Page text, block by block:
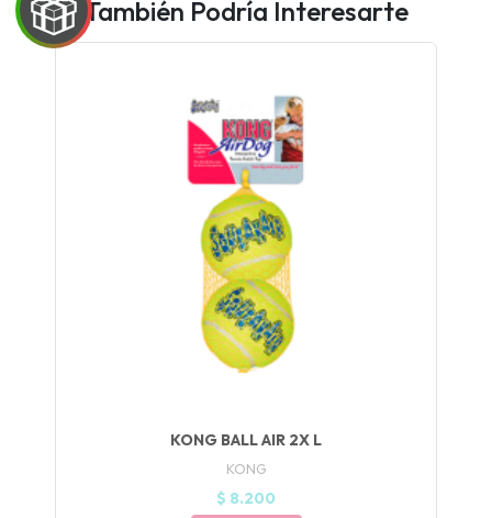
También Podría Interesarte
KONG BALL AIR 2X L
KONG
$ 8.200